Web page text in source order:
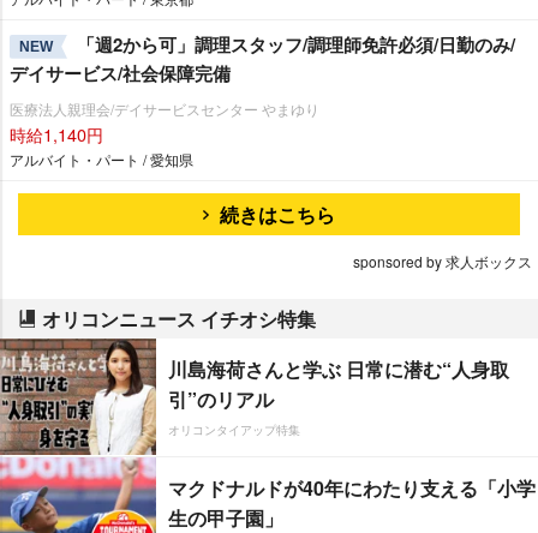
NEW
「週2から可」調理スタッフ/調理師免許必須/日勤のみ/
デイサービス/社会保障完備
医療法人親理会/デイサービスセンター やまゆり
時給1,140円
アルバイト・パート / 愛知県
続きはこちら
sponsored by 求人ボックス
オリコンニュース イチオシ特集
川島海荷さんと学ぶ 日常に潜む“人身取
引”のリアル
オリコンタイアップ特集
マクドナルドが40年にわたり支える「小学
生の甲子園」